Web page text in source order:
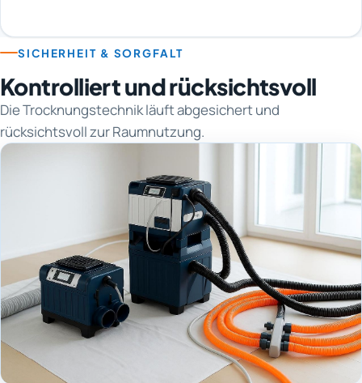
SICHERHEIT & SORGFALT
Kontrolliert und rücksichtsvoll
Die Trocknungstechnik läuft abgesichert und
rücksichtsvoll zur Raumnutzung.